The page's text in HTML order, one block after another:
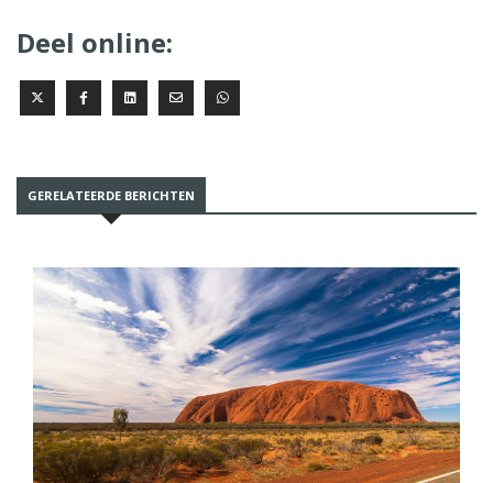
Deel online:
GERELATEERDE BERICHTEN